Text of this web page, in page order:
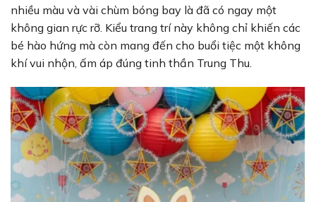
nhiều màu và vài chùm bóng bay là đã có ngay một
không gian rực rỡ. Kiểu trang trí này không chỉ khiến các
bé hào hứng mà còn mang đến cho buổi tiệc một không
khí vui nhộn, ấm áp đúng tinh thần Trung Thu.